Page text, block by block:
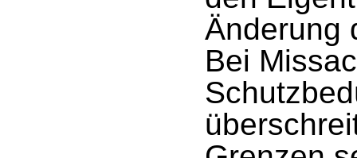
Änderung
Bei